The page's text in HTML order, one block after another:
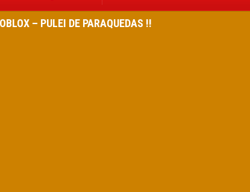
– PULEI DE PARAQUEDAS !!